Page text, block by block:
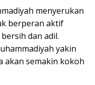
menyerukan
berperan aktif
dan adil.
yakin
akan semakin kokoh